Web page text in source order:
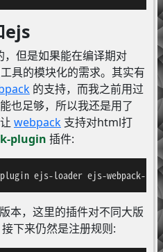
ejs
但是如果能在编译期对
具的模块化的需求。其实有
的支持，而我之前用过
也足够，所以我还是用了
webpack支持对html打
plugin 插件:
ejs-loader ejs-webpack-
本，这里的插件对不同大版
下来仍然是注册规则: